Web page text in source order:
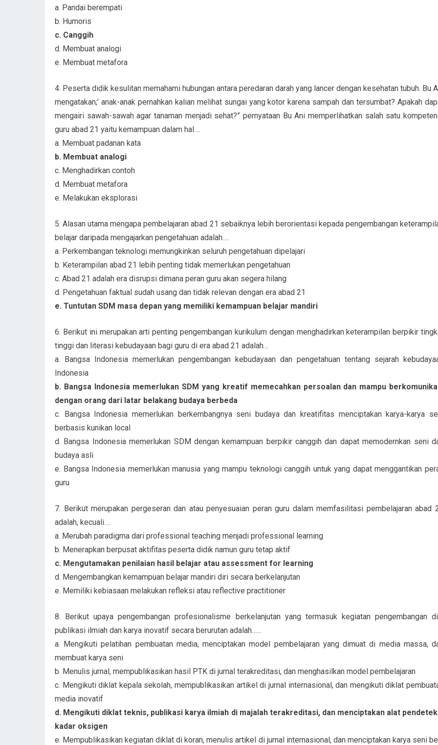
a. Pandai berempati
b. Humoris
c. Canggih
d. Membuat analogi
e. Membuat metafora
4. Peserta didik kesulitan memahami hubungan antara peredaran darah yang lancer dengan kesehatan tubuh. Bu
mengatakan;’ anak-anak pernahkan kalian melihat sungai yang kotor karena sampah dan tersumbat? Apakah
mengairi sawah-sawah agar tanaman menjadi sehat?” pernyataan Bu Ani memperlihatkan salah satu
guru abad 21 yaitu kemampuan dalam hal….
a. Membuat padanan kata
b. Membuat analogi
c. Menghadirkan contoh
d. Membuat metafora
e. Melakukan eksplorasi
5. Alasan utama mengapa pembelajaran abad 21 sebaiknya lebih berorientasi kepada pengembangan
belajar daripada mengajarkan pengetahuan adalah….
a. Perkembangan teknologi memungkinkan seluruh pengetahuan dipelajari
b. Keterampilan abad 21 lebih penting tidak memerlukan pengetahuan
c. Abad 21 adalah era disrupsi dimana peran guru akan segera hilang
d. Pengetahuan faktual sudah usang dan tidak relevan dengan era abad 21
e. Tuntutan SDM masa depan yang memiliki kemampuan belajar mandiri
6. Berikut ini merupakan arti penting pengembangan kurikulum dengan menghadirkan keterampilan berpikir
tinggi dan literasi kebudayaan bagi guru di era abad 21 adalah…
a. Bangsa Indonesia memerlukan pengembangan kebudayaan dan pengetahuan tentang sejarah
Indonesia
b. Bangsa Indonesia memerlukan SDM yang kreatif memecahkan persoalan dan mampu
dengan orang dari latar belakang budaya berbeda
c. Bangsa Indonesia memerlukan berkembangnya seni budaya dan kreatifitas menciptakan karya-karya
berbasis kunikan local
d. Bangsa Indonesia memerlukan SDM dengan kemampuan berpikir canggih dan dapat memodernkan seni
budaya asli
e. Bangsa Indonesia memerlukan manusia yang mampu teknologi canggih untuk yang dapat menggantikan
guru
7. Berikut merupakan pergeseran dan atau penyesuaian peran guru dalam memfasilitasi pembelajaran abad
adalah, kecuali….
a. Merubah paradigma dari professional teaching menjadi professional learning
b. Menerapkan berpusat aktifitas peserta didik namun guru tetap aktif
c. Mengutamakan penilaian hasil belajar atau assessment for learning
d. Mengembangkan kemampuan belajar mandiri diri secara berkelanjutan
e. Memiliki kebiasaan melakukan refleksi atau reflective practitioner
8. Berikut upaya pengembangan profesionalisme berkelanjutan yang termasuk kegiatan pengembangan
publikasi ilmiah dan karya inovatif secara berurutan adalah……
a. Mengikuti pelatihan pembuatan media, menciptakan model pembelajaran yang dimuat di media massa,
membuat karya seni
b. Menulis jurnal, mempublikasikan hasil PTK di jurnal terakreditasi, dan menghasilkan model pembelajaran
c. Mengikuti diklat kepala sekolah, mempublikasikan artikel di jurnal internasional, dan mengikuti diklat
media inovatif
d. Mengikuti diklat teknis, publikasi karya ilmiah di majalah terakreditasi, dan menciptakan alat
kadar oksigen
e. Mempublikasikan kegiatan diklat di koran, menulis artikel di jurnal internasional, dan menciptakan karya seni